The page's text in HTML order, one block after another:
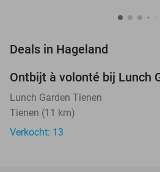
Deals in Hageland
NEW
TODAY
Ontbijt à volonté bij Lunch
Lunch Garden Tienen
Tienen (11 km)
Verkocht: 13